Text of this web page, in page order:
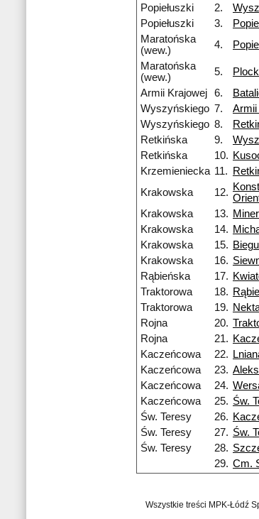
Popiełuszki
2.
Popiełuszki
3.
Maratońska
(wew.)
4.
Maratońska
(wew.)
5.
Armii Krajowej 6.
Wyszyńskiego 7. Armii
Wyszyńskiego 8.
Retkińska
9.
Retkińska
10.
Krzemieniecka 11.
Krakowska
12.
Krakowska 13.
Krakowska
14.
Krakowska
15.
Krakowska
16.
Rąbieńska
17.
Traktorowa
18.
Traktorowa
19.
Rojna
20.
Rojna
21.
Kaczeńcowa
22.
Kaczeńcowa
23.
Kaczeńcowa
24.
Kaczeńcowa
25. Św.
Św. Teresy
26.
Św. Teresy
27. Św.
Św. Teresy
28.
29. Cm.
Wszystkie treści MPK-Łódź